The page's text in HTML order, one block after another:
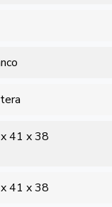
41 x 38
41 x 38